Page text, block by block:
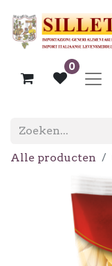
0
Alle producten